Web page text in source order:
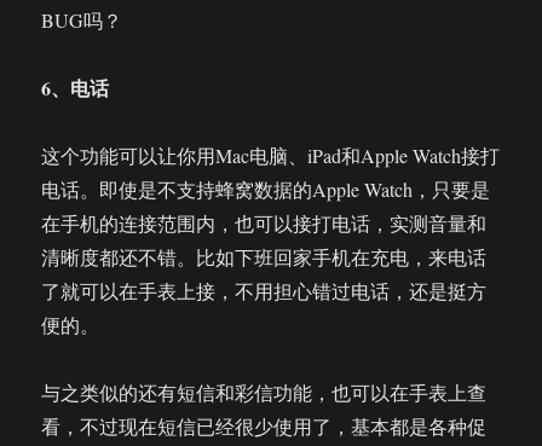
BUG吗？
6、电话
这个功能可以让你用Mac电脑、iPad和Apple Watch接打
电话。即使是不支持蜂窝数据的Apple Watch，只要是
在手机的连接范围内，也可以接打电话，实测音量和
清晰度都还不错。比如下班回家手机在充电，来电话
了就可以在手表上接，不用担心错过电话，还是挺方
便的。
与之类似的还有短信和彩信功能，也可以在手表上查
看，不过现在短信已经很少使用了，基本都是各种促